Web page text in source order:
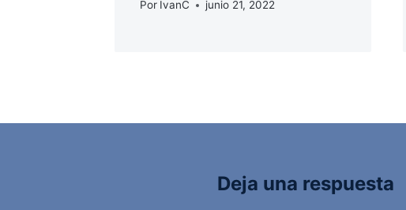
Por IvanC junio 21, 2022
Deja una respuesta